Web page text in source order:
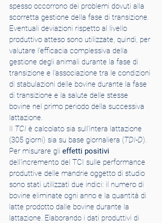
spesso occorrono dei problemi dovuti alla
scorretta gestione della fase di transizione.
Eventuali deviazioni rispetto al livello
produttivo atteso sono utilizzate, quindi, per
valutare l’efficacia complessiva della
gestione degli animali durante la fase di
transizione e l’associazione tra le condizioni
di stabulazioni delle bovine durante la fase
di transizione e la salute delle stesse
bovine nel primo periodo della successiva
lattazione.
Il TCI è calcolato sia sull’intera lattazione
(305 giorni) sia su base giornaliera (TDI-D).
Per misurare gli effetti positivi
dell’incremento del TCI sulle performance
produttive delle mandrie oggetto di studio
sono stati utilizzati due indici: il numero di
bovine eliminate ogni anno e la quantità di
latte prodotto dalle bovine durante la
lattazione. Elaborando i dati produttivi di